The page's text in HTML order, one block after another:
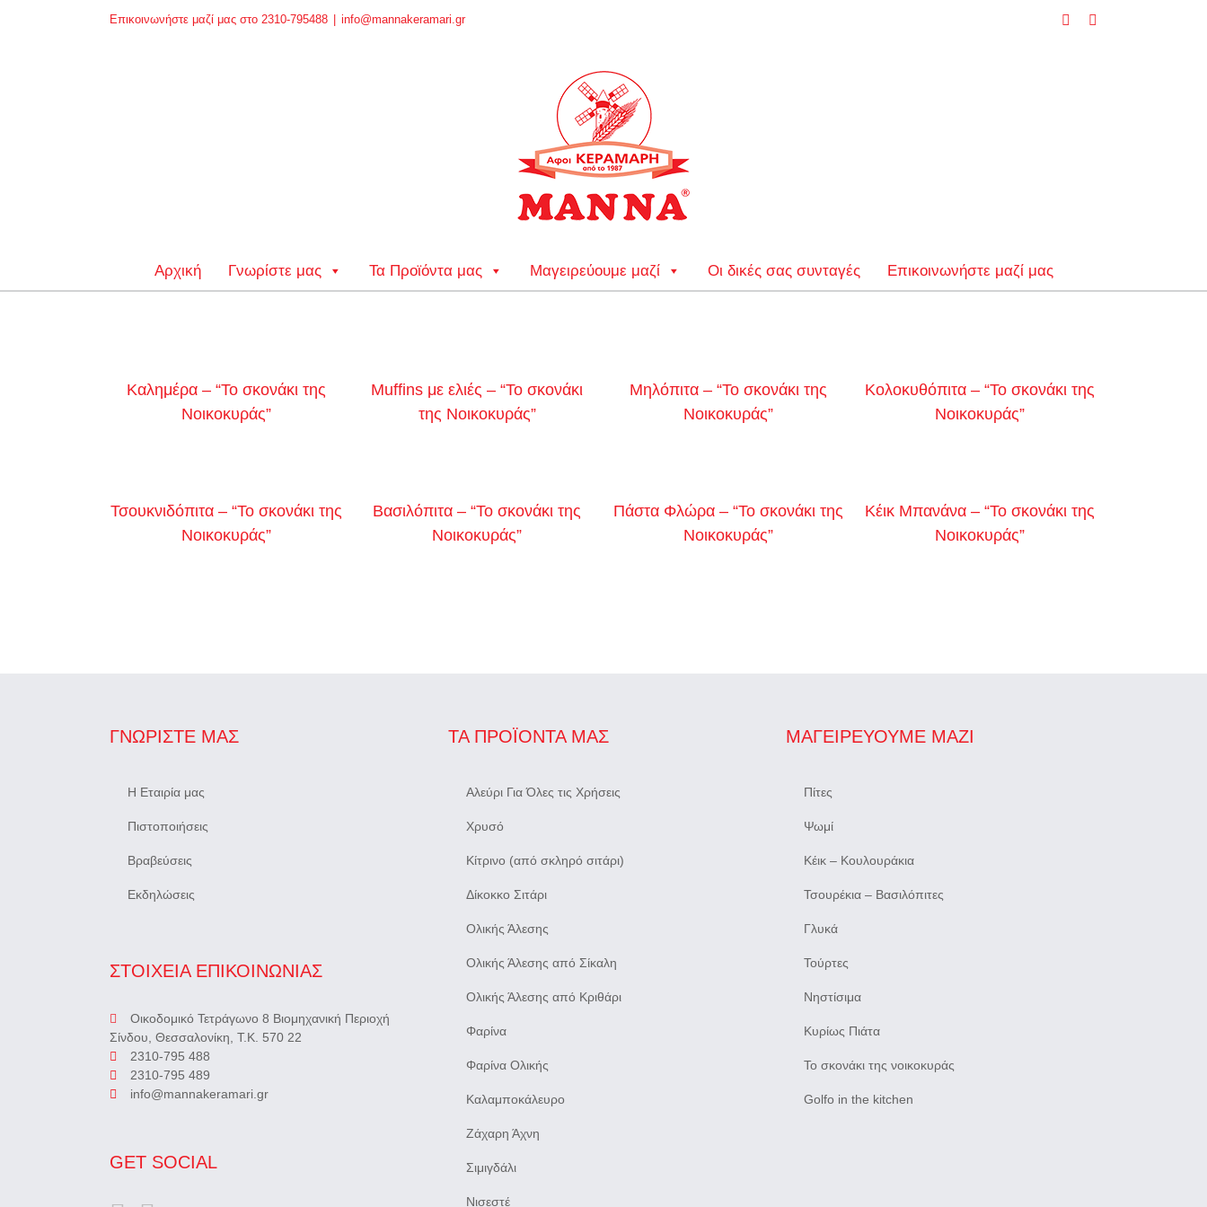
Επικοινωνήστε μαζί μας στο 2310-795488 info@mannakeramari.gr Facebook
Αρχική Γνωρίστε μας Τα Προϊόντα μας Μαγειρεύουμε μαζί Οι δικές σας συνταγές Επικοινωνήστε μαζί μας
Καλημέρα – “Το σκονάκι της
Νοικοκυράς”
Muffins με ελιές – “Το σκονάκι
της Νοικοκυράς”
Μηλόπιτα – “Το σκονάκι της
Νοικοκυράς”
Κολοκυθόπιτα – “Το σκονάκι της
Νοικοκυράς”
Τσουκνιδόπιτα – “Το σκονάκι της
Νοικοκυράς”
Βασιλόπιτα – “Το σκονάκι της
Νοικοκυράς”
Πάστα Φλώρα – “Το σκονάκι της
Νοικοκυράς”
Κέικ Μπανάνα – “Το σκονάκι της
Νοικοκυράς”
ΓΝΩΡΊΣΤΕ ΜΑΣ
Η Εταιρία μας
Πιστοποιήσεις
Βραβεύσεις
Εκδηλώσεις
ΣΤΟΙΧΕΙΑ ΕΠΙΚΟΙΝΩΝΙΑΣ
Οικοδομικό Τετράγωνο 8 Βιομηχανική Περιοχή
Σίνδου, Θεσσαλονίκη, Τ.Κ. 570 22
2310-795 488
2310-795 489
info@mannakeramari.gr
GET SOCIAL
ΤΑ ΠΡΟΪΌΝΤΑ ΜΑΣ
Αλεύρι Για Όλες τις Χρήσεις
Χρυσό
Κίτρινο (από σκληρό σιτάρι)
Δίκοκκο Σιτάρι
Ολικής Άλεσης
Ολικής Άλεσης από Σίκαλη
Ολικής Άλεσης από Κριθάρι
Φαρίνα
Φαρίνα Ολικής
Καλαμποκάλευρο
Ζάχαρη Άχνη
Σιμιγδάλι
Νισεστέ
ΜΑΓΕΙΡΕΎΟΥΜΕ ΜΑΖΊ
Πίτες
Ψωμί
Κέικ – Κουλουράκια
Τσουρέκια – Βασιλόπιτες
Γλυκά
Τούρτες
Νηστίσιμα
Κυρίως Πιάτα
Το σκονάκι της νοικοκυράς
Golfo in the kitchen